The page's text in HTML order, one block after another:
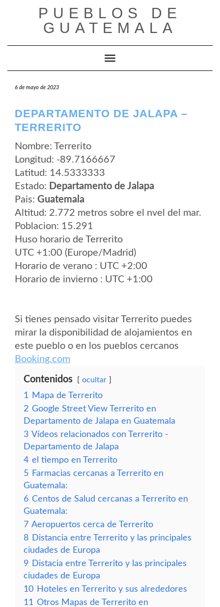
PUEBLOS DE
GUATEMALA
Cambiar modo de navegación
6 de mayo de 2023
DEPARTAMENTO DE JALAPA –
TERRERITO
Nombre: Terrerito
Longitud: -89.7166667
Latitud: 14.5333333
Estado: Departamento de Jalapa
Pais: Guatemala
Altitud: 2.772 metros sobre el nvel del mar.
Poblacion: 15.291
Huso horario de Terrerito
UTC +1:00 (Europe/Madrid)
Horario de verano : UTC +2:00
Horario de invierno : UTC +1:00
Si tienes pensado visitar Terrerito puedes
mirar la disponibilidad de alojamientos en
este pueblo o en los pueblos cercanos
Booking.com
Contenidos ocultar
1
Mapa de Terrerito
2 Google Street View Terrerito en
Departamento de Jalapa en Guatemala
3 Vídeos relacionados con Terrerito -
Departamento de Jalapa
4 el tiempo en Terrerito
5 Farmacias cercanas a Terrerito en
Guatemala:
6 Centos de Salud cercanas a Terrerito en
Guatemala:
7 Aeropuertos cerca de Terrerito
8 Distancia entre Terrerito y las principales
ciudades de Europa
9 Distacia entre Terrerito y las principales
ciudades de Europa
10 Hoteles en Terrerito y sus alrededores
11 Otros Mapas de Terrerito en